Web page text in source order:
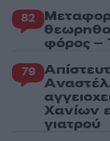
82
φόρος –
79
Χανίων
γιατρού